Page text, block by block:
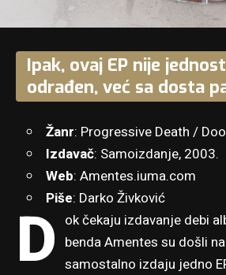
Ipak, ovaj EP nije
odrađen, već sa dosta
Žanr: Progressive Death /
Izdavač: Samoizdanje, 2003.
Web: Amentes.iuma.com
Piše: Darko Živković
D ok čekaju izdavanje debi
benda Amentes su došli
samostalno izdaju jedno